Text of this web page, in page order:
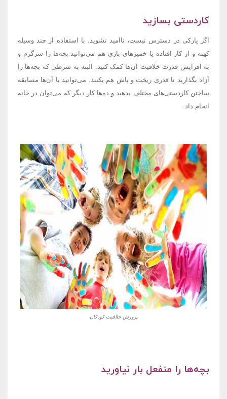
کاردستی بسازید
اگر پارکی در دسترس نیست، ناامید نشوید. با استفاده از چند وسیله
کهنه و از کار افتاده یا خمیرهای بازی هم می‌توانید بچه‌ها را سرگرم و
به افزایش قدرت خلاقیت آن‌ها کمک کنید. البته به شرطی که بچه‌ها را
آزاد بگذارید تا قدری ریخت و پاش هم بکنند. می‌توانید با آن‌ها مسابقه
ساختن کاردستی‌های مختلف بدهید و ده‌ها کار دیگر که می‌توان در خانه
انجام داد.
پرورش خلاقیت کودکان
بچه‌ها را منفعل بار نیاورید